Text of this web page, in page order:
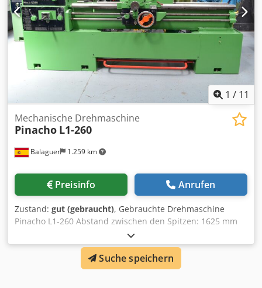
1 / 11
Balaguer 1.259 km
Mechanische Drehmaschine
Pinacho L1-260
Preisinfo Anrufen
Zustand: gut (gebraucht), Gebrauchte Drehmaschine
Pinacho L1-260 Abstand zwischen den Spitzen: 1625 mm
Max. Drehung auf dem Bett: 520 mm Länge des
Halsausschnitts: 350 mm Neigung auf dem Längsschlitten:
470 mm Drehen auf dem Querschlitten: 320 mm
Schwenken im Tauchgang: 770 mm Deichselabstand: 68
Suche speichern